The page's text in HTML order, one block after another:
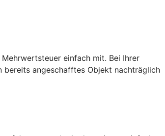
einfach mit. Bei Ihrer
bereits angeschafftes Objekt nachträglich